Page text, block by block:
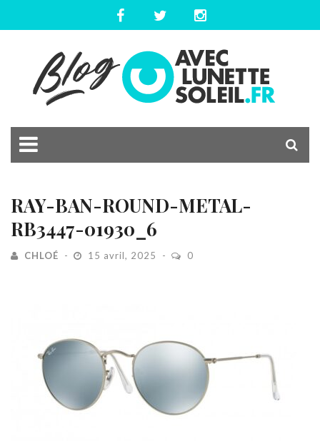
RAY-BAN-ROUND-METAL-
RB3447-01930_6
CHLOÉ 15 avril, 2025 0